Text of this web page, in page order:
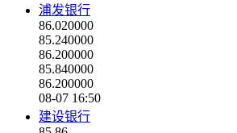
浦发银行
86.020000
85.240000
86.200000
85.840000
86.200000
08-07 16:50
建设银行